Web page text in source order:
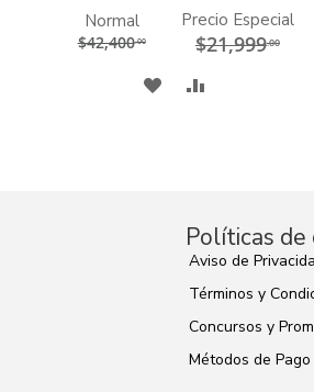
Normal
$42,400.00
Precio Especial
$21,999.00
DESEOS
Políticas de
Aviso de
Términos y
Concursos y
Métodos de Pago